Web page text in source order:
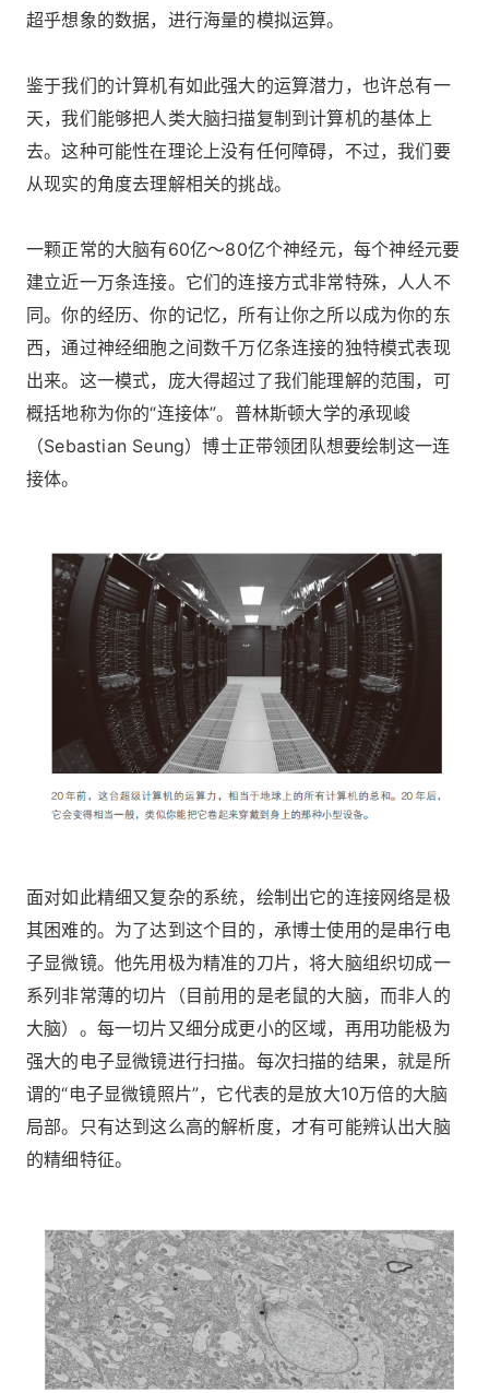
超乎想象的数据，进行海量的模拟运算。
鉴于我们的计算机有如此强大的运算潜力，也许总有一
天，我们能够把人类大脑扫描复制到计算机的基体上
去。这种可能性在理论上没有任何障碍，不过，我们要
从现实的角度去理解相关的挑战。
一颗正常的大脑有60亿～80亿个神经元，每个神经元要
建立近一万条连接。它们的连接方式非常特殊，人人不
同。你的经历、你的记忆，所有让你之所以成为你的东
西，通过神经细胞之间数千万亿条连接的独特模式表现
出来。这一模式，庞大得超过了我们能理解的范围，可
概括地称为你的“连接体”。普林斯顿大学的承现峻
（Sebastian Seung）博士正带领团队想要绘制这一连
接体。
面对如此精细又复杂的系统，绘制出它的连接网络是极
其困难的。为了达到这个目的，承博士使用的是串行电
子显微镜。他先用极为精准的刀片，将大脑组织切成一
系列非常薄的切片（目前用的是老鼠的大脑，而非人的
大脑）。每一切片又细分成更小的区域，再用功能极为
强大的电子显微镜进行扫描。每次扫描的结果，就是所
谓的“电子显微镜照片”，它代表的是放大10万倍的大脑
局部。只有达到这么高的解析度，才有可能辨认出大脑
的精细特征。